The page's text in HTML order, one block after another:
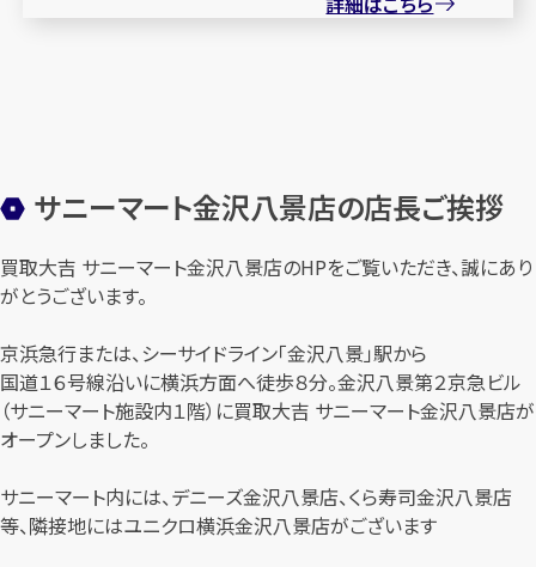
サニーマート金沢八景店の店長ご挨拶
買取大吉 サニーマート金沢八景店のHPをご覧いただき、誠にあり
がとうございます。
京浜急行または、シーサイドライン「金沢八景」駅から
国道１６号線沿いに横浜方面へ徒歩８分。金沢八景第２京急ビル
（サニーマート施設内１階）に買取大吉 サニーマート金沢八景店が
オープンしました。
サニーマート内には、デニーズ金沢八景店、くら寿司金沢八景店
等、隣接地にはユニクロ横浜金沢八景店がございます